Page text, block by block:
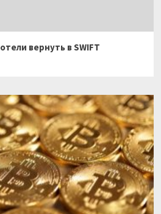
вернуть в SWIFT